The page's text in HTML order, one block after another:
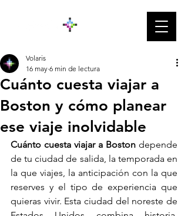
Cuánto cuesta viajar a
Boston y cómo planear
ese viaje inolvidable
Volaris
16 may 6 min de lectura
Cuánto cuesta viajar a Boston depende
de tu ciudad de salida, la temporada en
la que viajes, la anticipación con la que
reserves y el tipo de experiencia que
quieras vivir. Esta ciudad del noreste de